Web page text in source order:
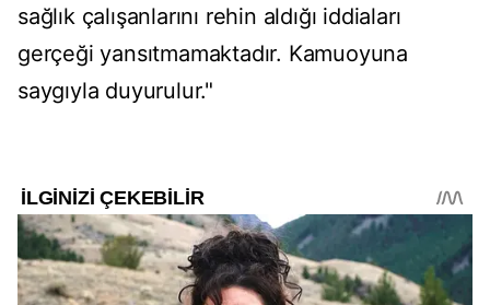
sağlık çalışanlarını rehin aldığı iddiaları
gerçeği yansıtmamaktadır. Kamuoyuna
saygıyla duyurulur."